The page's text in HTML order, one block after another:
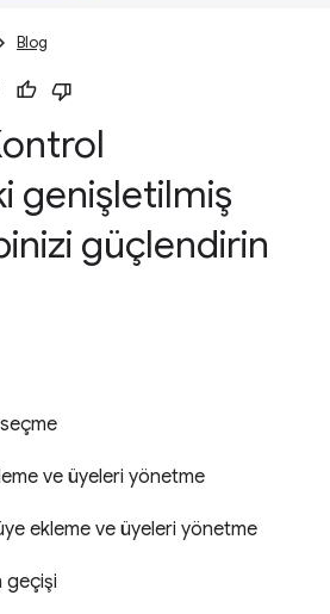
Blog
genişletilmiş
güçlendirin
ve üyeleri yönetme
ekleme ve üyeleri yönetme
geçişi